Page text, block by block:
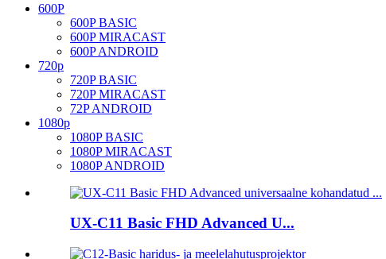
600P
600P BASIC
600P MIRACAST
600P ANDROID
720p
720P BASIC
720P MIRACAST
72P ANDROID
1080p
1080P BASIC
1080P MIRACAST
1080P ANDROID
UX-C11 Basic FHD Advanced U...